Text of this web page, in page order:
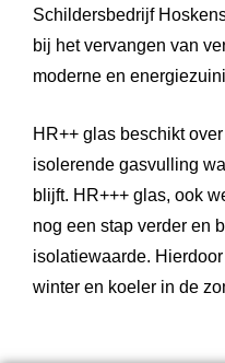
Schildersbedrijf
bij het vervangen van
moderne en
HR++ glas beschikt
isolerende gasvulling
blijft. HR+++ glas, ook
nog een stap verder en
isolatiewaarde.
winter en koeler in de